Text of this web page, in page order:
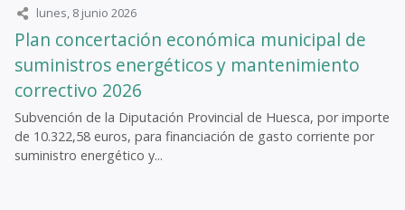
lunes, 8 junio 2026
Plan concertación económica municipal de
suministros energéticos y mantenimiento
correctivo 2026
Subvención de la Diputación Provincial de Huesca, por importe
de 10.322,58 euros, para financiación de gasto corriente por
suministro energético y...